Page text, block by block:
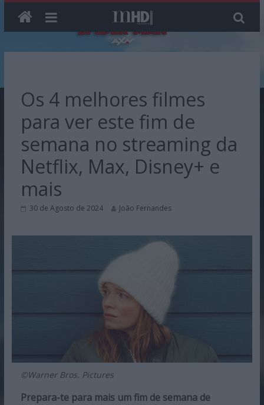
contentOs 4 melhores filmes
para ver este fim de
semana no streaming da
Netflix, Max, Disney+ e
mais
30 de Agosto de 2024 João Fernandes
©Warner Bros. Pictures
Prepara-te para mais um fim de semana de